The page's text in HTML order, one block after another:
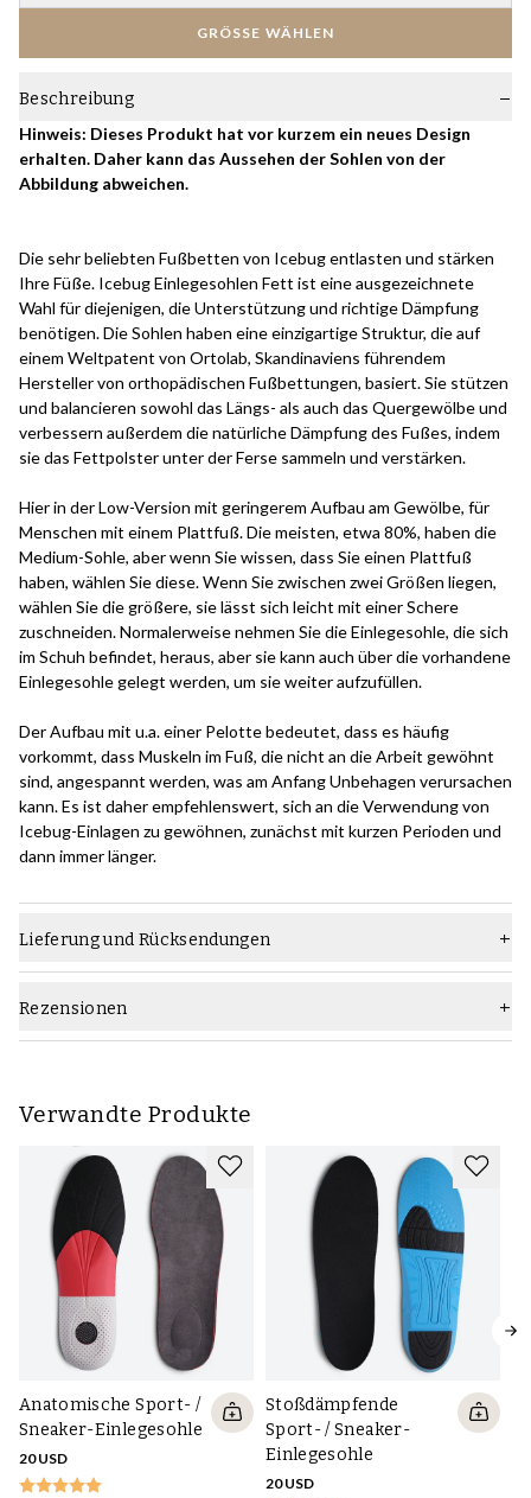
GRÖSSE WÄHLEN
Beschreibung
Hinweis: Dieses Produkt hat vor kurzem ein neues Design
erhalten. Daher kann das Aussehen der Sohlen von der
Abbildung abweichen.
Die sehr beliebten Fußbetten von Icebug entlasten und stärken
Ihre Füße. Icebug Einlegesohlen Fett ist eine ausgezeichnete
Wahl für diejenigen, die Unterstützung und richtige Dämpfung
benötigen. Die Sohlen haben eine einzigartige Struktur, die auf
einem Weltpatent von Ortolab, Skandinaviens führendem
Hersteller von orthopädischen Fußbettungen, basiert. Sie stützen
und balancieren sowohl das Längs- als auch das Quergewölbe und
verbessern außerdem die natürliche Dämpfung des Fußes, indem
sie das Fettpolster unter der Ferse sammeln und verstärken.
Hier in der Low-Version mit geringerem Aufbau am Gewölbe, für
Menschen mit einem Plattfuß. Die meisten, etwa 80%, haben die
Medium-Sohle, aber wenn Sie wissen, dass Sie einen Plattfuß
haben, wählen Sie diese. Wenn Sie zwischen zwei Größen liegen,
wählen Sie die größere, sie lässt sich leicht mit einer Schere
zuschneiden. Normalerweise nehmen Sie die Einlegesohle, die sich
im Schuh befindet, heraus, aber sie kann auch über die vorhandene
Einlegesohle gelegt werden, um sie weiter aufzufüllen.
Der Aufbau mit u.a. einer Pelotte bedeutet, dass es häufig
vorkommt, dass Muskeln im Fuß, die nicht an die Arbeit gewöhnt
sind, angespannt werden, was am Anfang Unbehagen verursachen
kann. Es ist daher empfehlenswert, sich an die Verwendung von
Icebug-Einlagen zu gewöhnen, zunächst mit kurzen Perioden und
dann immer länger.
Lieferung und Rücksendungen
Rezensionen
Verwandte Produkte
Anatomische Sport- /
Sneaker-Einlegesohle
20 USD
Stoßdämpfende
Sport- / Sneaker-
Einlegesohle
20 USD